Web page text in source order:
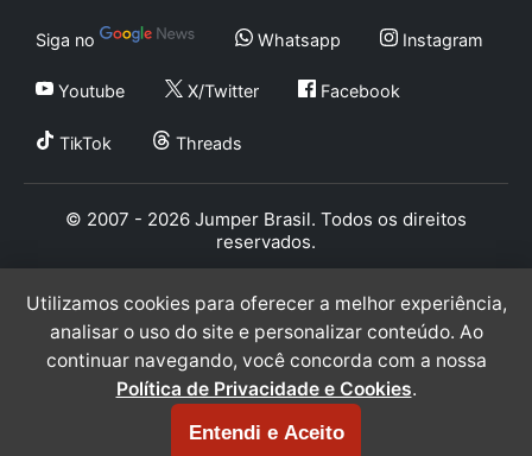
Siga no Whatsapp Instagram
Youtube X/Twitter Facebook
TikTok Threads
© 2007 - 2026 Jumper Brasil. Todos os direitos
reservados.
Utilizamos cookies para oferecer a melhor experiência,
analisar o uso do site e personalizar conteúdo. Ao
continuar navegando, você concorda com a nossa
Política de Privacidade e Cookies.
Entendi e Aceito